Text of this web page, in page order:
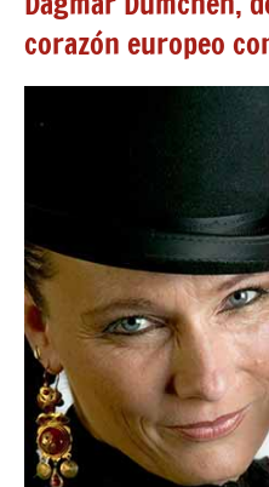
corazón europeo